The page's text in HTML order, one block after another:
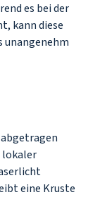
es bei der
kann diese
unangenehm
abgetragen
lokaler
eine Kruste